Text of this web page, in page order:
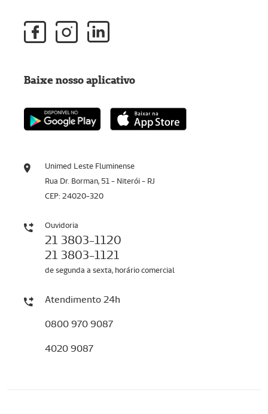
Unimed Leste Fluminense
Rua Dr. Borman, 51 - Niterói - RJ
CEP: 24020-320
Ouvidoria
21 3803-1120
21 3803-1121
de segunda a sexta, horário comercial
Atendimento 24h
0800 970 9087
4020 9087
Baixe nosso aplicativo